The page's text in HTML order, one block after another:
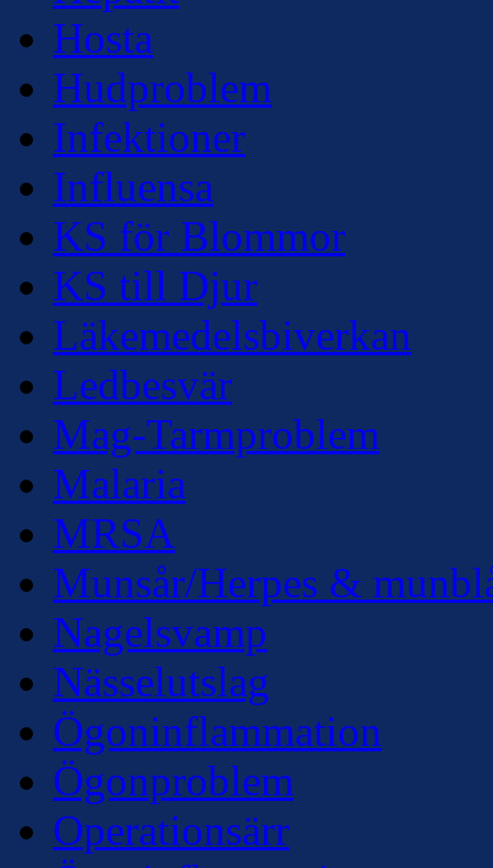
Hosta
Hudproblem
Infektioner
Influensa
KS för Blommor
KS till Djur
Läkemedelsbiverkan
Ledbesvär
Mag-Tarmproblem
Malaria
MRSA
Munsår/Herpes &
Nagelsvamp
Nässelutslag
Ögoninflammation
Ögonproblem
Operationsärr